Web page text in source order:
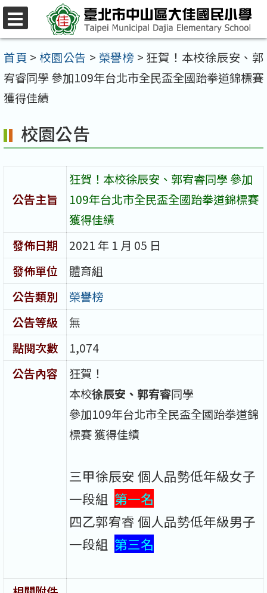
跳
至
主
要
內
區
首頁 > 校園公告 > 榮譽榜 > 狂賀！本校徐辰安、郭
宥睿同學 參加109年台北市全民盃全國跆拳道錦標賽
獲得佳績
校園公告
公告主旨
狂賀！本校徐辰安、郭宥睿同學 參加
109年台北市全民盃全國跆拳道錦標賽
獲得佳績
發佈日期
2021 年 1 月 05 日
發佈單位
體育組
公告類別
榮譽榜
公告等級
無
點閱次數
1,074
公告內容
狂賀！
本校徐辰安、郭宥睿同學
參加109年台北市全民盃全國跆拳道錦
標賽 獲得佳績
三甲徐辰安 個人品勢低年級女子
一段組 第一名
四乙郭宥睿 個人品勢低年級男子
一段組 第三名
選
單